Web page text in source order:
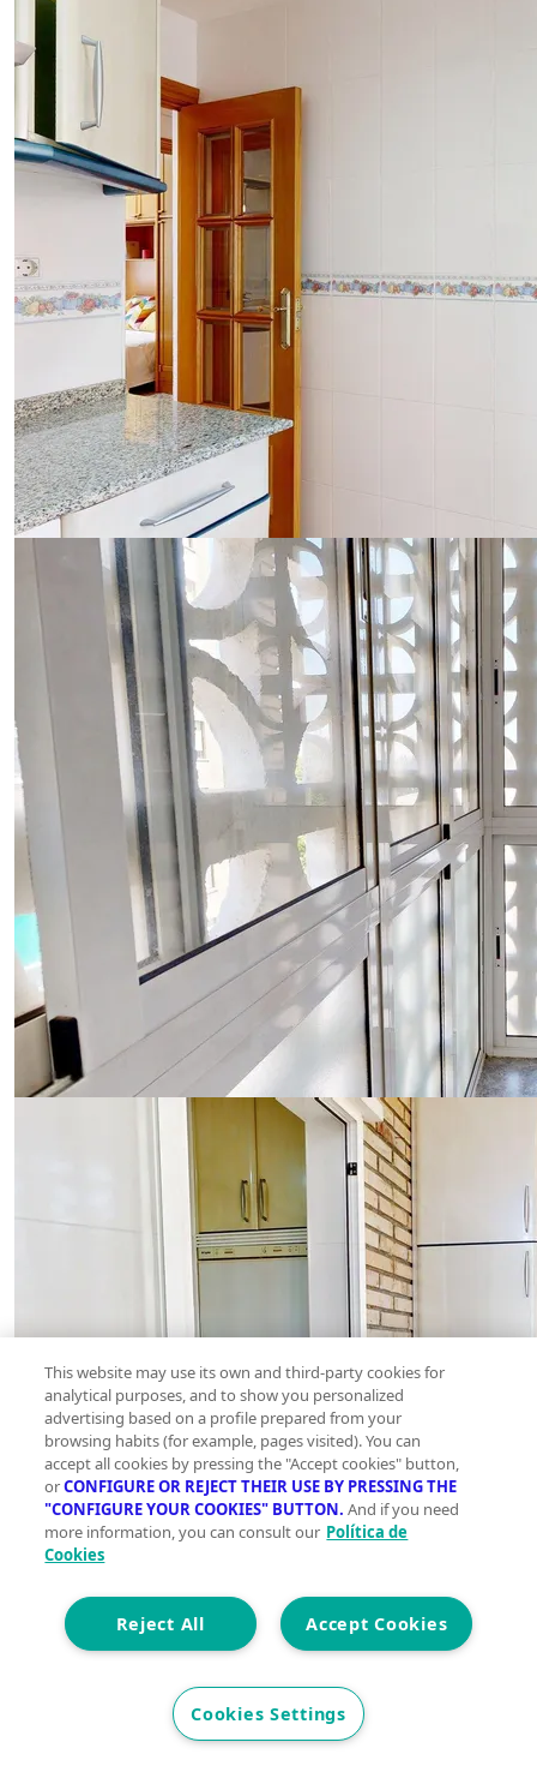
This website may use its own and third-party cookies for
analytical purposes, and to show you personalized
advertising based on a profile prepared from your
browsing habits (for example, pages visited). You can
accept all cookies by pressing the "Accept cookies" button,
orCONFIGURE OR REJECT THEIR USE BY PRESSING THE
"CONFIGURE YOUR COOKIES" BUTTON. And if you need
more information, you can consult our Política de
Cookies
Accept Cookies
Reject All
Cookies Settings